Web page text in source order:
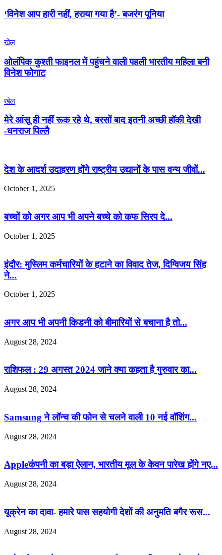
‘विनेश आप हारी नहीं, हराया गया है’- बजरंग पूनिया
खेल
ओलंपिक कुश्ती फाइनल में पहुंचने वाली पहली भारतीय महिला बनी
विनेश फोगाट
खेल
मेरे आंसू ही नहीं रूक रहे थे, बरसों बाद इतनी अच्छी हॉकी देखी
-धनराज पिल्लै
देश के आदर्श उदाहरण होंगे राष्ट्रीय उद्यानों के पास वन्य जीवों...
October 1, 2025
बच्चों को अगर आप भी अपने बच्चे को कफ सिरप दे...
October 1, 2025
इंदौर: मुस्लिम कर्मचारियों के हटाने का विवाद तेज, दिग्विजय सिंह
ने...
October 1, 2025
अगर आप भी अपनी किडनी को बीमारियों से बचाना है तो...
August 28, 2024
राशिफल : 29 अगस्त 2024 जाने क्या कहता है गुरुवार का...
August 28, 2024
Samsung ने लॉन्च की फोन से चलने वाली 10 नई वॉशिंग...
August 28, 2024
Appleकंपनी का बड़ा ऐलान, भारतीय मूल के केवन पारेख होंगे नए...
August 28, 2024
यूक्रेन का दावा- हमारे पास सहयोगी देशों की अनुमति बगैर रूस...
August 28, 2024